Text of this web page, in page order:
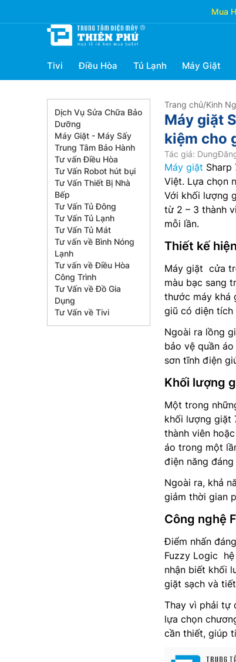
Mua
Tivi Điều Hòa Tủ Lạnh Máy Giặt
Dịch Vụ Sửa Chữa Bảo
Dưỡng
Máy Giặt - Máy Sấy
Trung Tâm Bảo Hành
Tư vấn Điều Hòa
Tư Vấn Robot hút bụi
Tư Vấn Thiết Bị Nhà
Bếp
Tư Vấn Tủ Đông
Tư Vấn Tủ Lạnh
Tư Vấn Tủ Mát
Tư vấn về Bình Nóng
Lạnh
Tư vấn về Điều Hòa
Công Trình
Tư Vấn về Đồ Gia
Dụng
Tư Vấn về Tivi
Trang chủ/Kinh
Máy giặt
kiệm cho
Tác giả: Dung
Máy giặt Sharp
Việt. Lựa chọn
Với khối lượng
từ 2 – 3 thành
mỗi lần.
Thiết kế
Máy giặt cửa
màu bạc sang
thước máy khá
giũ có diện tích
Ngoài ra lồng
bảo vệ quần
sơn tĩnh điện
Khối lượng
Một trong
khối lượng giặt
thành viên
áo trong một
điện năng đáng
Ngoài ra, khả
giảm thời gian
Công nghệ
Điểm nhấn
Fuzzy Logic
nhận biết khối
giặt sạch và
Thay vì phải tự
lựa chọn
cần thiết, giúp